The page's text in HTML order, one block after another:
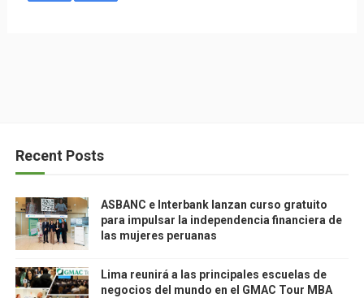
Recent Posts
ASBANC e Interbank lanzan curso gratuito
para impulsar la independencia financiera de
las mujeres peruanas
Lima reunirá a las principales escuelas de
negocios del mundo en el GMAC Tour MBA